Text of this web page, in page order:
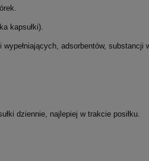
kapsułki).
wypełniających, adsorbentów, substancji
dziennie, najlepiej w trakcie posiłku.